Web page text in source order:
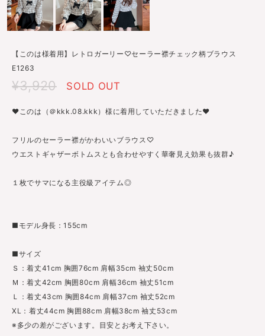
【このは様着用】レトロガーリー♡セーラー襟チェック柄ブラウス
E1263
¥3,920 SOLD OUT
♥︎︎このは（＠kkk.08.kkk）様に着用していただきました♥
フリルのセーラー襟がかわいいブラウス♡
ウエストギャザーボトムスとも合わせやすく華奢見え効果も抜群♪
１枚でサマになる主役級アイテム◎
■モデル身長：155cm
■サイズ
Ｓ：着丈41cm 胸囲76cm 肩幅35cm 袖丈50cm
Ｍ：着丈42cm 胸囲80cm 肩幅36cm 袖丈51cm
Ｌ：着丈43cm 胸囲84cm 肩幅37cm 袖丈52cm
XL：着丈44cm 胸囲88cm 肩幅38cm 袖丈53cm
※多少の差がございます。目安とお考え下さい。